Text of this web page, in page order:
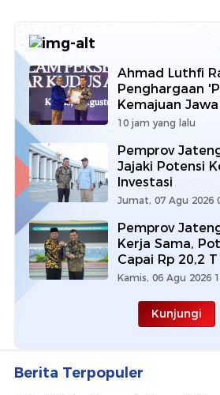
Ahmad Luthfi
Penghargaan
Kemajuan
10 jam yang lalu
Pemprov
Jajaki Potensi
Investasi
Jumat, 07 Agu 2026
Pemprov
Kerja Sama,
Capai Rp 20,2 T
Kamis, 06 Agu 2026
Kunjungi
Berita Terpopuler